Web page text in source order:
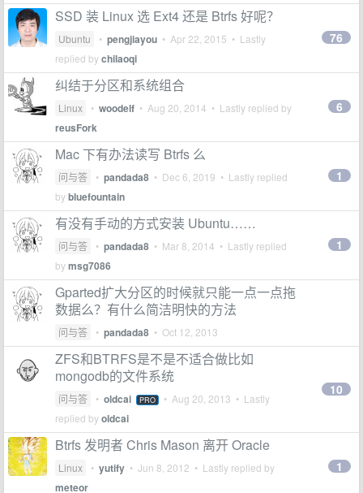
SSD 装 Linux 选 Ext4 还是 Btrfs 好呢？
Ubuntu • pengjiayou • Apr 22, 2015 • Lastly
replied bychilaoqi
76
纠结于分区和系统组合
Linux • woodelf • Aug 20, 2014 • Lastly replied by
reusFork
6
Mac 下有办法读写 Btrfs 么
问与答 • pandada8 • Dec 6, 2019 • Lastly replied
bybluefountain
1
有没有手动的方式安装 Ubuntu……
问与答 • pandada8 • Mar 8, 2014 • Lastly replied
bymsg7086
1
Gparted扩大分区的时候就只能一点一点拖
数据么？有什么简洁明快的方法
问与答 • pandada8 • Oct 12, 2013
ZFS和BTRFS是不是不适合做比如
mongodb的文件系统
问与答 • oldcai PRO • Aug 20, 2013 • Lastly
replied byoldcai
10
Btrfs 发明者 Chris Mason 离开 Oracle
Linux • yutify • Jun 8, 2012 • Lastly replied by
meteor
1